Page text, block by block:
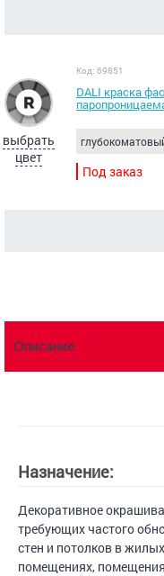
выбрать
цвет
Код: 69851
DALI краска
Под заказ
Описание
Назначение:
Декоративное
требующих частого
стен и потолков в
помещениях,